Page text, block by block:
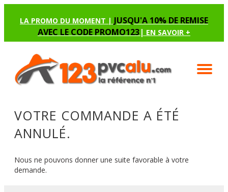
LA PROMO DU MOMENT | JUSQU'A 10% DE REMISE
AVEC LE CODE PROMO123| EN SAVOIR +
VOTRE COMMANDE A ÉTÉ
ANNULÉ.
Nous ne pouvons donner une suite favorable à votre
demande.